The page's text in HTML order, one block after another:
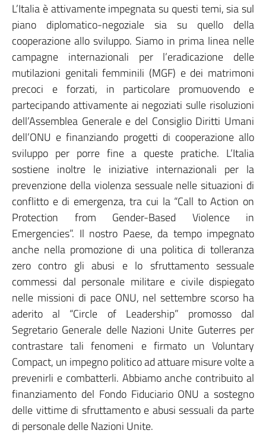
L’Italia è attivamente impegnata su questi temi, sia sul
piano diplomatico-negoziale sia su quello della
cooperazione allo sviluppo. Siamo in prima linea nelle
campagne internazionali per l’eradicazione delle
mutilazioni genitali femminili (MGF) e dei matrimoni
precoci e forzati, in particolare promuovendo e
partecipando attivamente ai negoziati sulle risoluzioni
dell’Assemblea Generale e del Consiglio Diritti Umani
dell’ONU e finanziando progetti di cooperazione allo
sviluppo per porre fine a queste pratiche. L’Italia
sostiene inoltre le iniziative internazionali per la
prevenzione della violenza sessuale nelle situazioni di
conflitto e di emergenza, tra cui la “Call to Action on
Protection from Gender-Based Violence in
Emergencies”. Il nostro Paese, da tempo impegnato
anche nella promozione di una politica di tolleranza
zero contro gli abusi e lo sfruttamento sessuale
commessi dal personale militare e civile dispiegato
nelle missioni di pace ONU, nel settembre scorso ha
aderito al “Circle of Leadership” promosso dal
Segretario Generale delle Nazioni Unite Guterres per
contrastare tali fenomeni e firmato un Voluntary
Compact, un impegno politico ad attuare misure volte a
prevenirli e combatterli. Abbiamo anche contribuito al
finanziamento del Fondo Fiduciario ONU a sostegno
delle vittime di sfruttamento e abusi sessuali da parte
di personale delle Nazioni Unite.